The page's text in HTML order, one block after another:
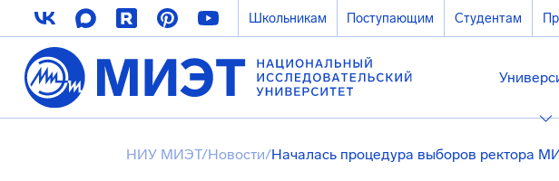
Школьникам Поступающим Студентам
НИУ МИЭТ/Новости/Началась процедура выборов ректора